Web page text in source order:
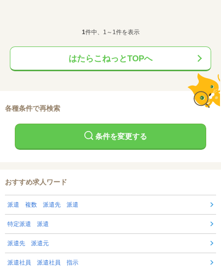
1件中、1～1件を表示
はたらこねっとTOPへ
各種条件で再検索
条件を変更する
おすすめ求人ワード
派遣 複数 派遣先 派遣
特定派遣 派遣
派遣先 派遣元
派遣社員 派遣社員 指示